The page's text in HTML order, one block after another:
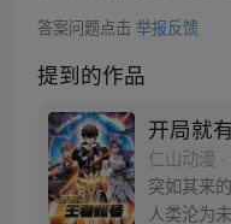
答案问题点击 举报反馈
提到的作品
开局就
仁山动漫 ·
突如其来
人类沦为